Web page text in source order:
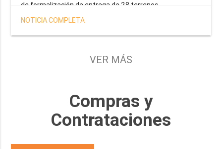
de formalización de entrega de 28 terrenos
correspondientes a la operatoria especial anunciada por
el Gobernador Gustavo Melella, la cual tiene como
objetivo brindar una solución habitacional a docentes,
Provincia y del Servicio Penitenciario.
NOTICIA COMPLETA
VER MÁS
Compras y
Contrataciones